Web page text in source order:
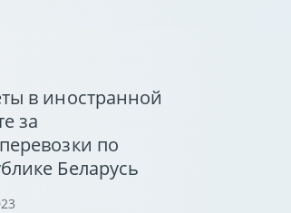
в иностранной
за
по
Беларусь